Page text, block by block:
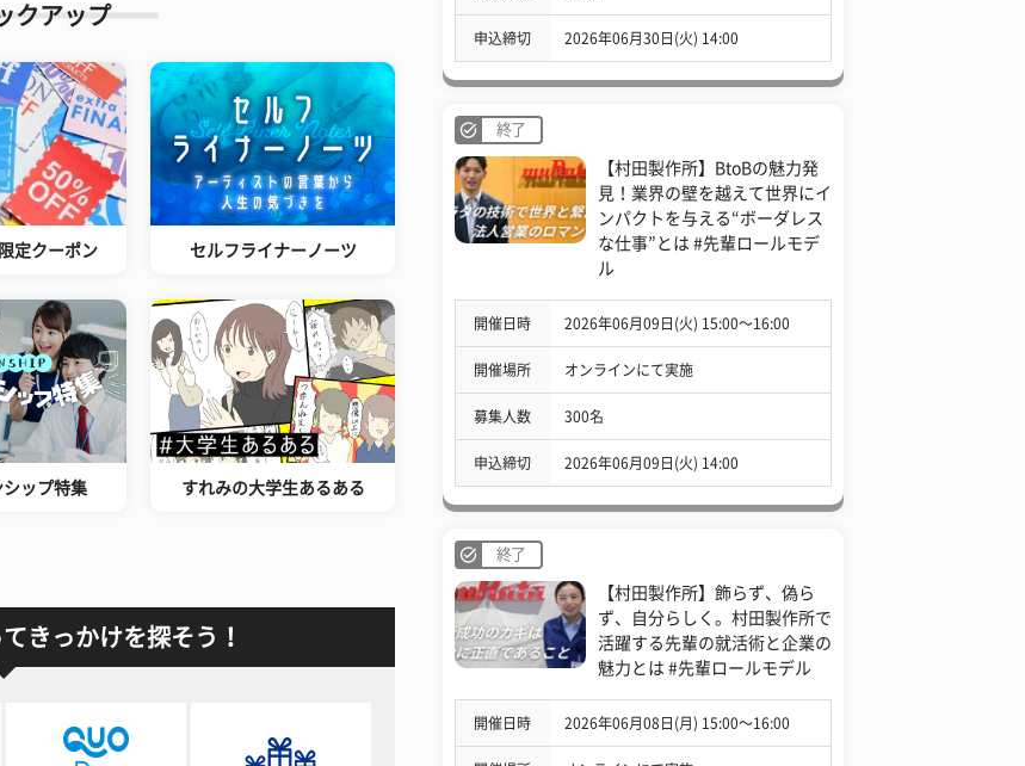
クアップ
定クーポン セルフライナーノーツ
ップ特集 すれみの大学生あるある
きっかけを探そう！
申込締切 2026年06月30日(火) 14:00
終了
【村田製作所】BtoBの魅力発
見！業界の壁を越えて世界にイ
ンパクトを与える“ボーダレス
な仕事”とは #先輩ロールモデ
ル
開催日時 2026年06月09日(火) 15:00〜16:00
開催場所 オンラインにて実施
募集人数 300名
申込締切 2026年06月09日(火) 14:00
終了
【村田製作所】飾らず、偽ら
ず、自分らしく。村田製作所で
活躍する先輩の就活術と企業の
魅力とは #先輩ロールモデル
開催日時 2026年06月08日(月) 15:00〜16:00